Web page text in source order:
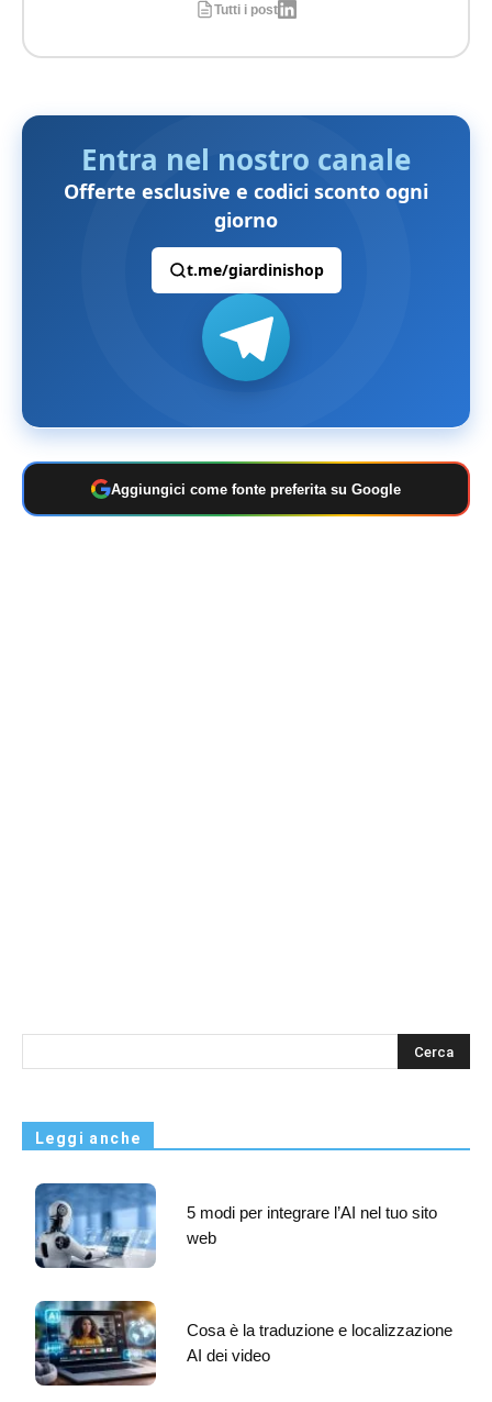
Tutti i post
Entra nel nostro canale
Offerte esclusive e codici sconto ogni
giorno
t.me/giardinishop
Aggiungici come fonte preferita su Google
s
Leggi anche
5 modi per integrare l’AI nel tuo sito
web
Cosa è la traduzione e localizzazione
AI dei video